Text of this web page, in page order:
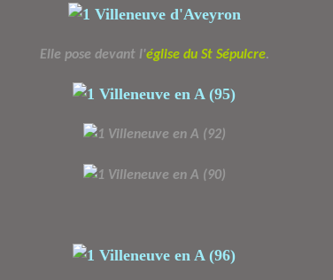
Elle pose devant l'église du St Sépulcre.